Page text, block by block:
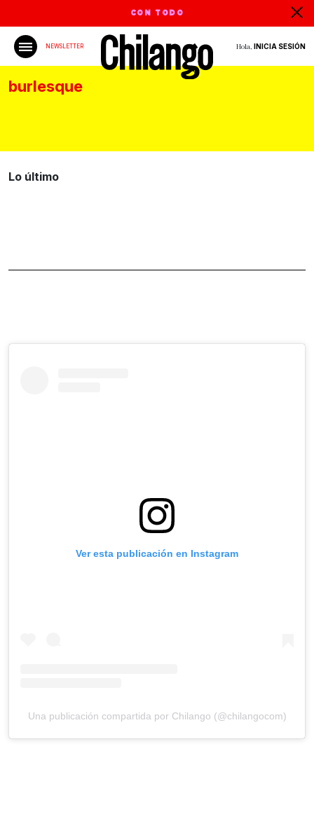
CON TODO
NEWSLETTER Hola, INICIA SESIÓN
burlesque
Lo último
Ver esta publicación en Instagram
Una publicación compartida por Chilango (@chilangocom)